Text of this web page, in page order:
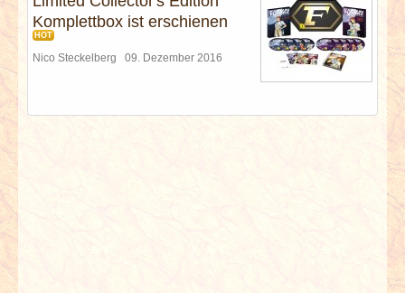
LINKS
Komplettbox ist erschienen
HOT
Nico Steckelberg 09. Dezember 2016